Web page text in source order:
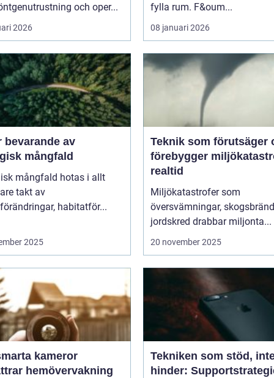
och oper...
2026
fylla rum. F&oum...
08 januari 2026
bevarande av
mångfald
mångfald hotas i allt
takt av
habitatför...
2025
Teknik som förutsäger
förebygger
realtid
Miljökatastrofer som
översvämningar,
jordskred drabbar miljonta...
20 november 2025
kameror
hemövervakning
Tekniken som stöd,
hinder: